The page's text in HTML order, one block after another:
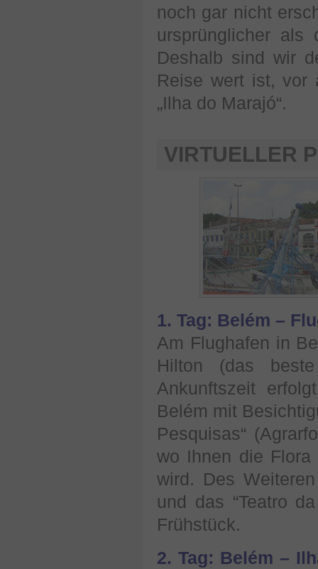
noch gar nicht
ursprünglicher als
Deshalb sind wir
Reise wert ist, vor
„Ilha do Marajó“.
VIRTUELLER
1. Tag: Belém –
Am Flughafen in
Hilton (das
Ankunftszeit
Belém mit
Pesquisas“
wo Ihnen die Flora
wird. Des
und das “Teatro
Frühstück.
2. Tag: Belém –